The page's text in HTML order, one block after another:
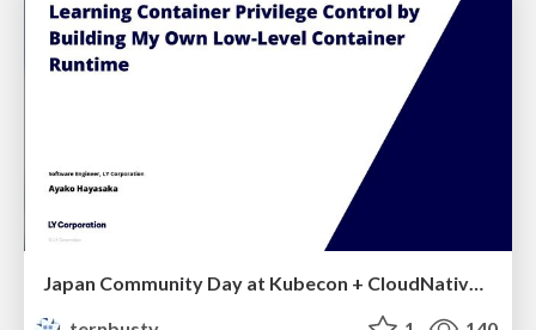
Japan Community Day at Kubecon + CloudNativeCon Japan 2026: Learning Container Privilege Control by Building My Own Low-Level Container Runtime